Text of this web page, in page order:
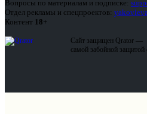
Вопросы по материалам и подписке:
Отдел рекламы и спецпроектов:
Контент 18+
Сайт защищен Qrator —
самой забойной